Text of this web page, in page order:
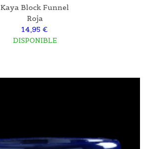
Kaya Block Funnel
Roja
14,95 €
DISPONIBLE